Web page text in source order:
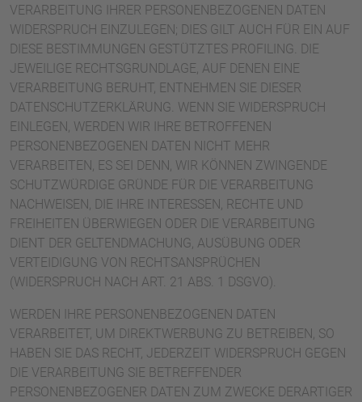
VERARBEITUNG IHRER PERSONENBEZOGENEN DATEN
WIDERSPRUCH EINZULEGEN; DIES GILT AUCH FÜR EIN AUF
DIESE BESTIMMUNGEN GESTÜTZTES PROFILING. DIE
JEWEILIGE RECHTSGRUNDLAGE, AUF DENEN EINE
VERARBEITUNG BERUHT, ENTNEHMEN SIE DIESER
DATENSCHUTZERKLÄRUNG. WENN SIE WIDERSPRUCH
EINLEGEN, WERDEN WIR IHRE BETROFFENEN
PERSONENBEZOGENEN DATEN NICHT MEHR
VERARBEITEN, ES SEI DENN, WIR KÖNNEN ZWINGENDE
SCHUTZWÜRDIGE GRÜNDE FÜR DIE VERARBEITUNG
NACHWEISEN, DIE IHRE INTERESSEN, RECHTE UND
FREIHEITEN ÜBERWIEGEN ODER DIE VERARBEITUNG
DIENT DER GELTENDMACHUNG, AUSÜBUNG ODER
VERTEIDIGUNG VON RECHTSANSPRÜCHEN
(WIDERSPRUCH NACH ART. 21 ABS. 1 DSGVO).
WERDEN IHRE PERSONENBEZOGENEN DATEN
VERARBEITET, UM DIREKTWERBUNG ZU BETREIBEN, SO
HABEN SIE DAS RECHT, JEDERZEIT WIDERSPRUCH GEGEN
DIE VERARBEITUNG SIE BETREFFENDER
PERSONENBEZOGENER DATEN ZUM ZWECKE DERARTIGER